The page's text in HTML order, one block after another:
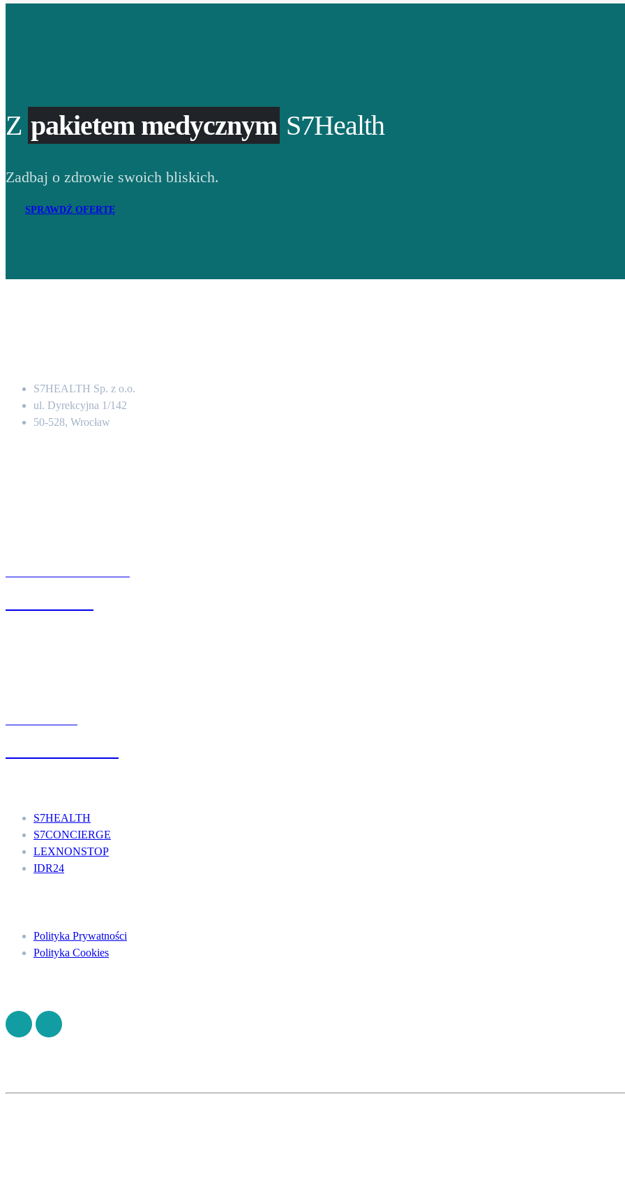
Z pakietem medycznym S7Health
Zadbaj o zdrowie swoich bliskich.
SPRAWDŹ OFERTĘ
S7HEALTH Sp. z o.o.
ul. Dyrekcyjna 1/142
50-528, Wrocław
S7HEALTH
S7CONCIERGE
LEXNONSTOP
IDR24
Polityka Prywatności
Polityka Cookies